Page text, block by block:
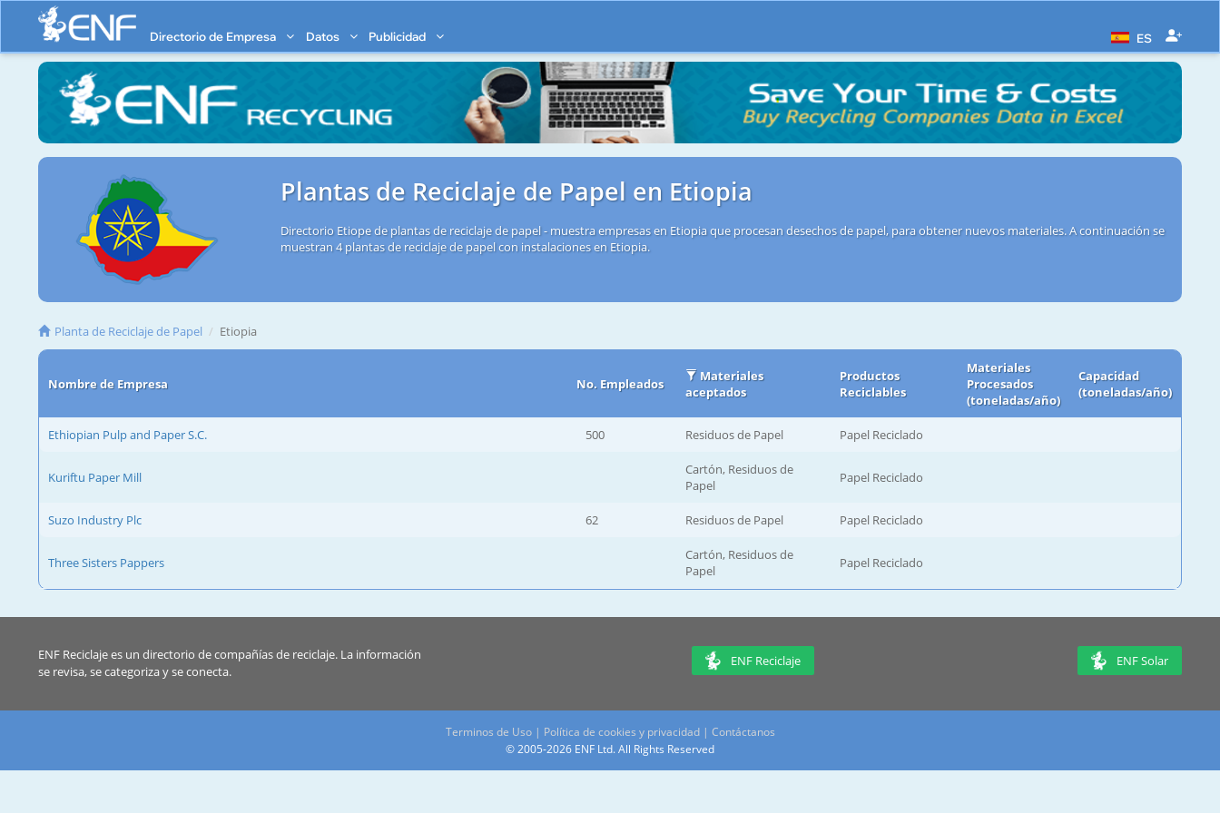
Directorio de Empresa Datos Publicidad ES
Plantas de Reciclaje de Papel en Etiopia
Directorio Etiope de plantas de reciclaje de papel - muestra empresas en Etiopia que procesan desechos de papel, para obtener nuevos materiales. A continuación se
muestran 4 plantas de reciclaje de papel con instalaciones en Etiopia.
Planta de Reciclaje de Papel Etiopia
Nombre de Empresa No. Empleados
Materiales
aceptados
Productos
Reciclables
Materiales
Procesados
(toneladas/año)
Capacidad
(toneladas/año)
Ethiopian Pulp and Paper S.C. 500 Residuos de Papel Papel Reciclado
Kuriftu Paper Mill
Cartón, Residuos de
Papel
Papel Reciclado
Suzo Industry Plc 62 Residuos de Papel Papel Reciclado
Three Sisters Pappers
Cartón, Residuos de
Papel
Papel Reciclado
ENF Reciclaje es un directorio de compañías de reciclaje. La información
se revisa, se categoriza y se conecta.
ENF Reciclaje ENF Solar
Terminos de Uso| Política de cookies y privacidad| Contáctanos
© 2005-2026 ENF Ltd. All Rights Reserved